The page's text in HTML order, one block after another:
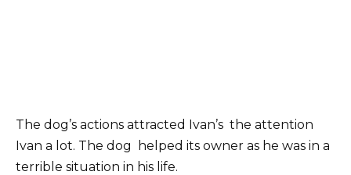
The dog’s actions attracted Ivan’s the attention
Ivan a lot. The dog helped its owner as he was in a
terrible situation in his life.